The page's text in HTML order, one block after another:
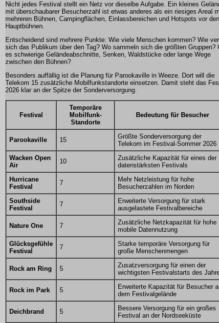
Nicht jedes Festival stellt ein Netz vor dieselbe Aufgabe. Ein kleines
mit überschaubarer Besucherzahl ist etwas anderes als ein riesiges Areal
mehreren Bühnen, Campingflächen, Einlassbereichen und Hotspots vor den
Hauptbühnen.
Entscheidend sind mehrere Punkte: Wie viele Menschen kommen? Wie
sich das Publikum über den Tag? Wo sammeln sich die größten Gruppen?
es schwierige Geländeabschnitte, Senken, Waldstücke oder lange Wege
zwischen den Bühnen?
Besonders auffällig ist die Planung für Parookaville in Weeze. Dort will die
Telekom 15 zusätzliche Mobilfunkstandorte einsetzen. Damit steht das
2026 klar an der Spitze der Sonderversorgung.
Festival
Temporäre
Mobilfunk-
Standorte
Bedeutung für Besucher
Parookaville 15
Größte Sonderversorgung der
Telekom im Festival-Sommer 2026
Wacken Open
Air
10
Zusätzliche Kapazität für eines der
datenstärksten Festivals
Hurricane
Festival
7
Mehr Netzleistung für hohe
Besucherzahlen im Norden
Southside
Festival
7
Erweiterte Versorgung für stark
ausgelastete Festivalbereiche
Nature One 7
Zusätzliche Netzkapazität für hohe
mobile Datennutzung
Glücksgefühle
Festival
7
Starke temporäre Versorgung für
große Menschenmengen
Rock am Ring 5
Zusatzversorgung für einen der
wichtigsten Festivalstarts des
Rock im Park 5
Erweiterte Kapazität für Besucher
dem Festivalgelände
Deichbrand 5
Bessere Versorgung für ein großes
Festival an der Nordseeküste